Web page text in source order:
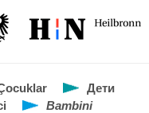
Дети
Bambini